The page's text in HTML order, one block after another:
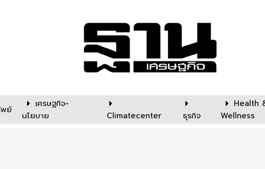
พย์
เศรษฐกิจ-
นโยบาย
Climatecenter ธุรกิจ
Health
Wellness